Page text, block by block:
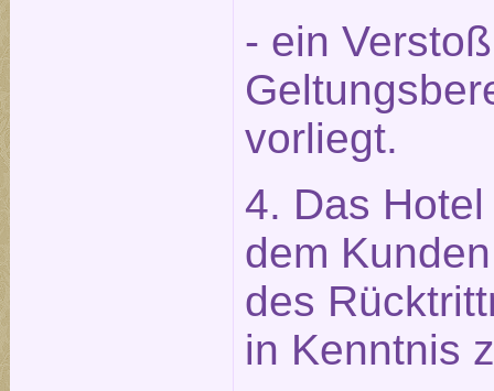
- ein
vorliegt.
4. Das
dem
des
in Kenntnis